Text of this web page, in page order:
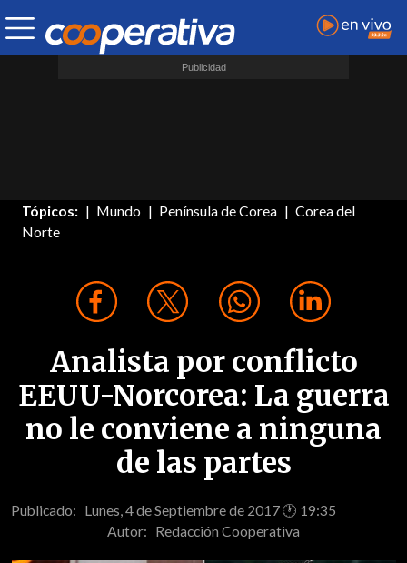
Tópicos: Mundo Península de Corea
Corea del
Norte
Analista por conflicto
EEUU-Norcorea: La guerra
no le conviene a ninguna
de las partes
Publicado: Lunes, 4 de Septiembre de 2017 🕐 19:35
Autor: Redacción Cooperativa